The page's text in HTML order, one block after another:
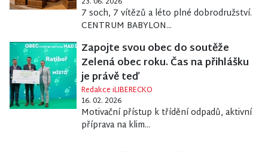
7 soch, 7 vítězů a léto plné dobrodružství.
CENTRUM BABYLON...
Zapojte svou obec do soutěže
Zelená obec roku. Čas na přihlášku
je právě teď
Redakce iLIBERECKO
16. 02. 2026
Motivační přístup k třídění odpadů, aktivní
příprava na klim...